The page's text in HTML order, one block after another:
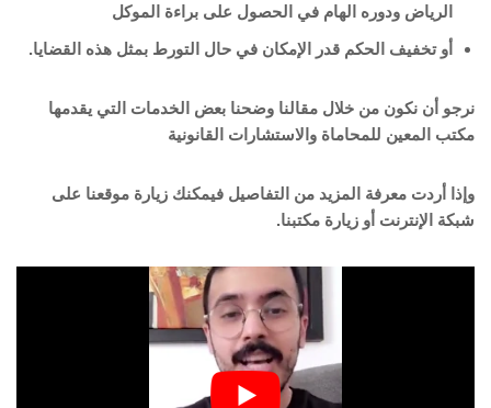
الرياض ودوره الهام في الحصول على براءة الموكل
أو تخفيف الحكم قدر الإمكان في حال التورط بمثل هذه القضايا.
نرجو أن نكون من خلال مقالنا وضحنا بعض الخدمات التي يقدمها
مكتب المعين للمحاماة والاستشارات القانونية
وإذا أردت معرفة المزيد من التفاصيل فيمكنك زيارة موقعنا على
شبكة الإنترنت أو زيارة مكتبنا.